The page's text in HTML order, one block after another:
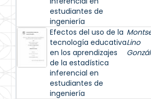
estudiantes de
ingeniería
Efectos del uso de la
tecnología educativa
en los aprendizajes
de la estadística
inferencial en
estudiantes de
ingeniería
Lino